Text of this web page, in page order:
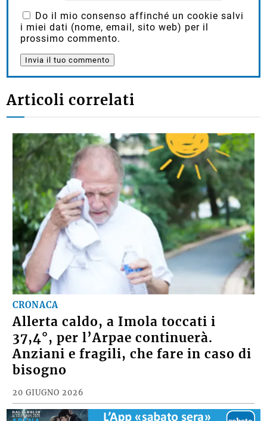
Do il mio consenso affinché un cookie salvi
i miei dati (nome, email, sito web) per il
prossimo commento.
Articoli correlati
CRONACA
Allerta caldo, a Imola toccati i
37,4°, per l’Arpae continuerà.
Anziani e fragili, che fare in caso di
bisogno
20 GIUGNO 2026